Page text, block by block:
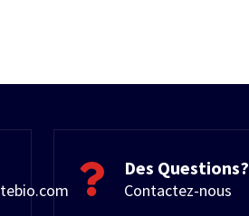
Des Questions?
Contactez-nous